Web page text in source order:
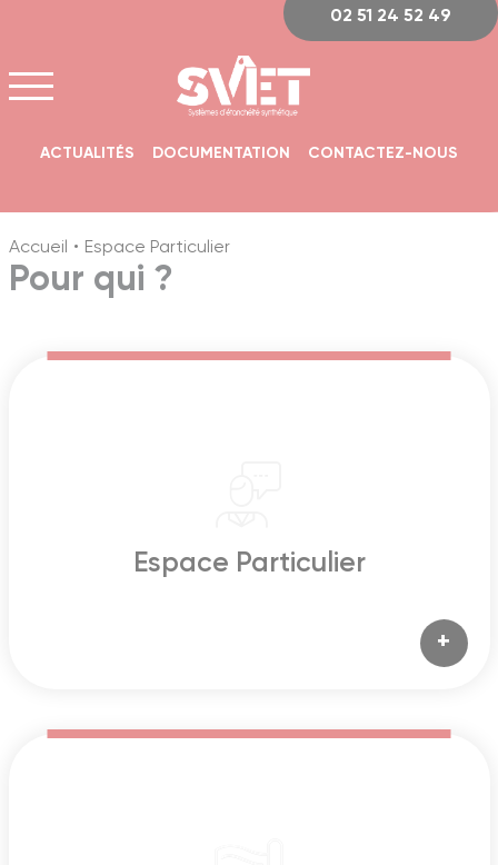
ACTUALITÉS DOCUMENTATION CONTACTEZ-NOUS
02 51 24 52 49
Accueil Espace Particulier
Pour qui ?
Espace Particulier
+